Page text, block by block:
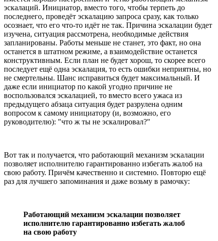
эскалаций. Инициатор, вместо того, чтобы терпеть до
последнего, проведёт эскалацию запроса сразу, как только
осознает, что его что-то идёт не так. Причина эскалации будет
изучена, ситуация рассмотрена, необходимые действия
запланированы. Работы меньше не станет, это факт, но она
останется в штатном режиме, а взаимодействие останется
конструктивным. Если план не будет хорош, то скорее всего
последует ещё одна эскалация, то есть ошибки неприятны, но
не смертельны. Шанс исправиться будет максимальный. И
даже если инициатор по какой угодно причине не
воспользовался эскалацией, то вместо всего ужаса из
предыдущего абзаца ситуация будет разрулена одним
вопросом к самому инициатору (и, возможно, его
руководителю): "что ж ты не эскалировал?"
Вот так и получается, что работающий механизм эскалации
позволяет исполнителю гарантированно избегать жалоб на
свою работу. Причём качественно и системно. Повторю ещё
раз для лучшего запоминания и даже возьму в рамочку:
Работающий механизм эскалации позволяет
исполнителю гарантированно избегать жалоб
на свою работу